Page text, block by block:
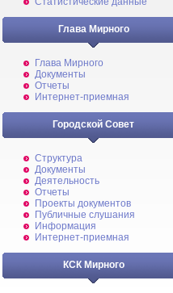
Глава Мирного
Глава Мирного
Документы
Отчеты
Интернет-приемная
Городской Совет
Структура
Документы
Деятельность
Отчеты
Проекты документов
Публичные слушания
Информация
Интернет-приемная
КСК Мирного